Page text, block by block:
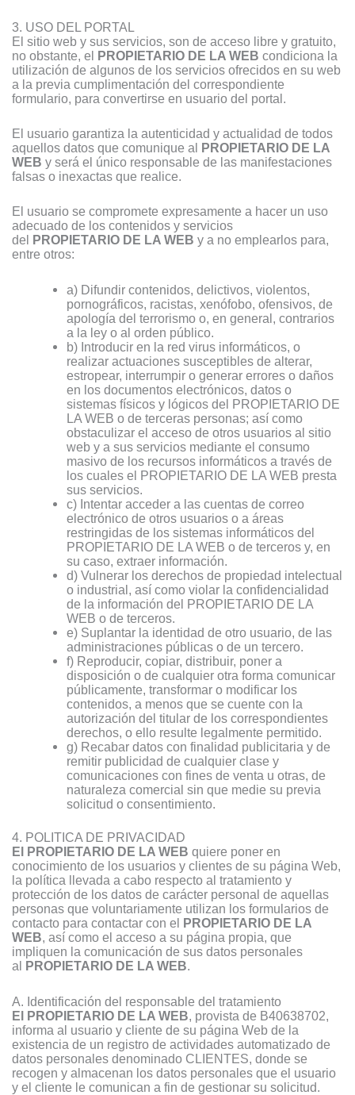
3. USO DEL PORTAL
El sitio web y sus servicios, son de acceso libre y gratuito,
no obstante, el PROPIETARIO DE LA WEB condiciona la
utilización de algunos de los servicios ofrecidos en su web
a la previa cumplimentación del correspondiente
formulario, para convertirse en usuario del portal.
El usuario garantiza la autenticidad y actualidad de todos
aquellos datos que comunique al PROPIETARIO DE LA
WEB y será el único responsable de las manifestaciones
falsas o inexactas que realice.
El usuario se compromete expresamente a hacer un uso
adecuado de los contenidos y servicios
del
PROPIETARIO DE LA WEB y a no emplearlos para,
entre otros:
a) Difundir contenidos, delictivos, violentos,
pornográficos, racistas, xenófobo, ofensivos, de
apología del terrorismo o, en general, contrarios
a la ley o al orden público.
b) Introducir en la red virus informáticos, o
realizar actuaciones susceptibles de alterar,
estropear, interrumpir o generar errores o daños
en los documentos electrónicos, datos o
sistemas físicos y lógicos del PROPIETARIO DE
LA WEB o de terceras personas; así como
obstaculizar el acceso de otros usuarios al sitio
web y a sus servicios mediante el consumo
masivo de los recursos informáticos a través de
los cuales el PROPIETARIO DE LA WEB presta
sus servicios.
c) Intentar acceder a las cuentas de correo
electrónico de otros usuarios o a áreas
restringidas de los sistemas informáticos del
PROPIETARIO DE LA WEB o de terceros y, en
su caso, extraer información.
d) Vulnerar los derechos de propiedad intelectual
o industrial, así como violar la confidencialidad
de la información del PROPIETARIO DE LA
WEB o de terceros.
e) Suplantar la identidad de otro usuario, de las
administraciones públicas o de un tercero.
f) Reproducir, copiar, distribuir, poner a
disposición o de cualquier otra forma comunicar
públicamente, transformar o modificar los
contenidos, a menos que se cuente con la
autorización del titular de los correspondientes
derechos, o ello resulte legalmente permitido.
g) Recabar datos con finalidad publicitaria y de
remitir publicidad de cualquier clase y
comunicaciones con fines de venta u otras, de
naturaleza comercial sin que medie su previa
solicitud o consentimiento.
4. POLITICA DE PRIVACIDAD
El PROPIETARIO DE LA WEB quiere poner en
conocimiento de los usuarios y clientes de su página Web,
la política llevada a cabo respecto al tratamiento y
protección de los datos de carácter personal de aquellas
personas que voluntariamente utilizan los formularios de
contacto para contactar con el
PROPIETARIO DE LA
WEB, así como el acceso a su página propia, que
impliquen la comunicación de sus datos personales
al
PROPIETARIO DE LA WEB.
A. Identificación del responsable del tratamiento
El PROPIETARIO DE LA WEB , provista de B40638702,
informa al usuario y cliente de su página Web de la
existencia de un registro de actividades automatizado de
datos personales denominado CLIENTES, donde se
recogen y almacenan los datos personales que el usuario
y el cliente le comunican a fin de gestionar su solicitud.